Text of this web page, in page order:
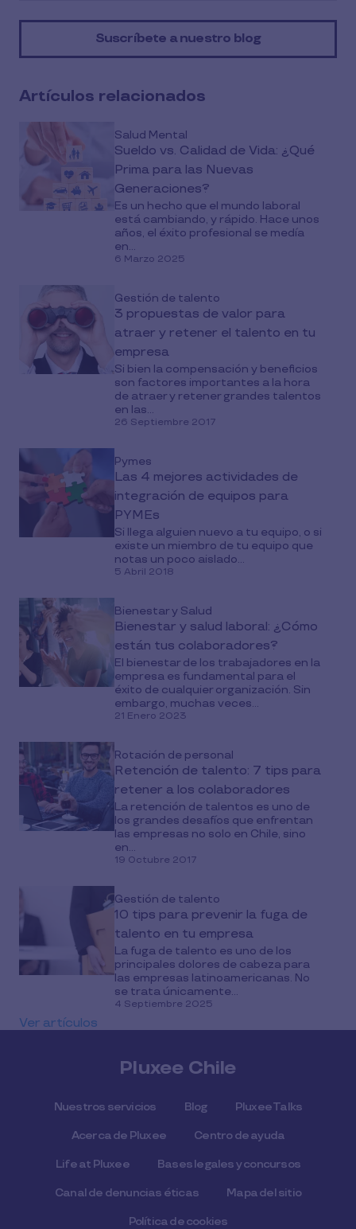
on
Suscríbete a nuestro blog
Artículos relacionados
Salud Mental
Sueldo vs. Calidad de Vida: ¿Qué
Prima para las Nuevas
Generaciones?
Es un hecho que el mundo laboral
está cambiando, y rápido. Hace unos
años, el éxito profesional se medía
en...
6 Marzo 2025
Gestión de talento
3 propuestas de valor para
atraer y retener el talento en tu
empresa
Si bien la compensación y beneficios
son factores importantes a la hora
de atraer y retener grandes talentos
en las...
26 Septiembre 2017
Pymes
Las 4 mejores actividades de
integración de equipos para
PYMEs
Si llega alguien nuevo a tu equipo, o si
existe un miembro de tu equipo que
notas un poco aislado...
5 Abril 2018
Bienestar y Salud
Bienestar y salud laboral: ¿Cómo
están tus colaboradores?
El bienestar de los trabajadores en la
empresa es fundamental para el
éxito de cualquier organización. Sin
embargo, muchas veces...
21 Enero 2023
Rotación de personal
Retención de talento: 7 tips para
retener a los colaboradores
La retención de talentos es uno de
los grandes desafíos que enfrentan
las empresas no solo en Chile, sino
en...
19 Octubre 2017
Gestión de talento
10 tips para prevenir la fuga de
talento en tu empresa
La fuga de talento es uno de los
principales dolores de cabeza para
las empresas latinoamericanas. No
se trata únicamente...
4 Septiembre 2025
Ver artículos
Pluxee Chile
Nuestros servicios Blog Pluxee Talks
Acerca de Pluxee Centro de ayuda
Life at Pluxee Bases legales y concursos
Canal de denuncias éticas Mapa del sitio
Política de cookies